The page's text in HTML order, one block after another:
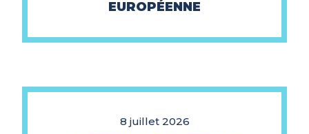
EUROPÉENNE
8 juillet 2026